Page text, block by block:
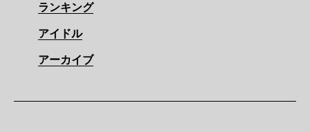
ランキング
アイドル
アーカイブ